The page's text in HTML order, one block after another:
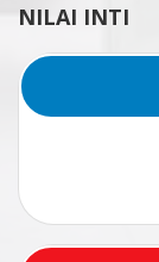
NILAI INTI